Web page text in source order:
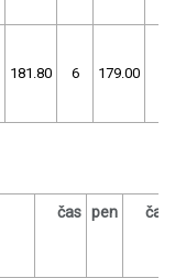
181.80 6 179.00
čas pen čas